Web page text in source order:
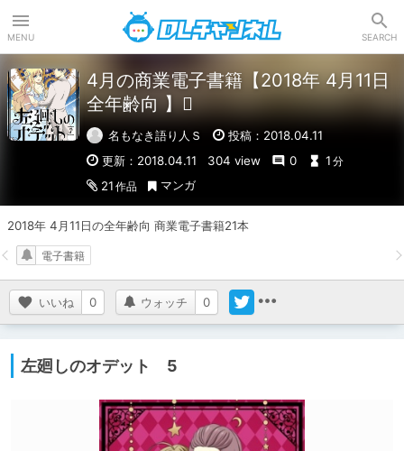
MENU SEARCH
4月の商業電子書籍【2018年 4月11日
全年齢向 】
名もなき語り人Ｓ
投稿：2018.04.11
更新：2018.04.11
304 view 0 1 分
21 作品 マンガ
2018年 4月11日の全年齢向 商業電子書籍21本
いいね 0 ウォッチ 0
電子書籍
左廻しのオデット 5